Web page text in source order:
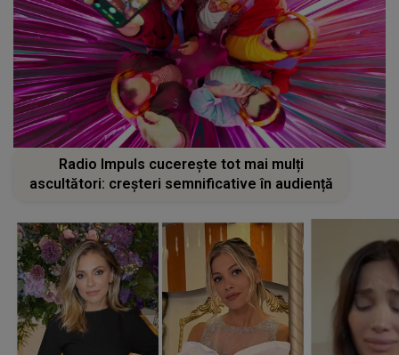
Radio Impuls cucerește tot mai mulți
ascultători: creșteri semnificative în audiență